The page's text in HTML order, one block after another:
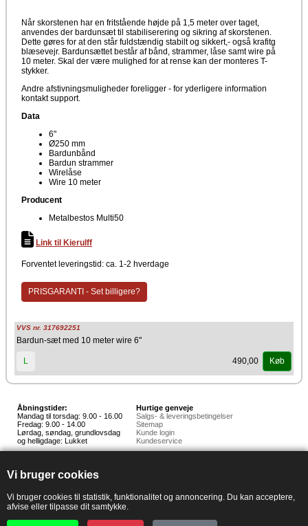
Vi bruger cookies
Vi bruger cookies til statistik, funktionalitet og annoncering. Du kan acceptere,
afvise eller tilpasse dit samtykke.
Når skorstenen har en fritstående højde på 1,5 meter over taget,
anvendes der bardunsæt til stabiliserering og sikring af skorstenen.
Dette gøres for at den står fuldstændig stabilt og sikkert,- også krafitg
blæsevejr. Bardunsættet består af bånd, strammer, låse samt wire på
10 meter. Skal der være mulighed for at rense kan der monteres T-
stykker.
Andre afstivningsmuligheder foreligger - for yderligere information
kontakt support.
Data
6"
Ø250 mm
Bardunbånd
Bardun strammer
Wirelåse
Wire 10 meter
Producent
Metalbestos Multi50
Link til Kierulff
Forventet leveringstid: ca. 1-2 hverdage
PRISGARANTI - Set billigere?
VVS nr. 317692251
Bardun-sæt med 10 meter wire 6"
L 490,00 Køb
Åbningstider:
Mandag til torsdag: 9.00 - 16.00
Fredag: 9.00 - 14.00
Lørdag, søndag, grundlovsdag
og helligdage: Lukket
Hurtige genveje
Salgs- & leveringsbetingelser
Sitemap
Kunde login
Kundeservice
Hunnerupvej 3, 6920 Videbæk
E-mail:salg@hedestoker.dk
PA: